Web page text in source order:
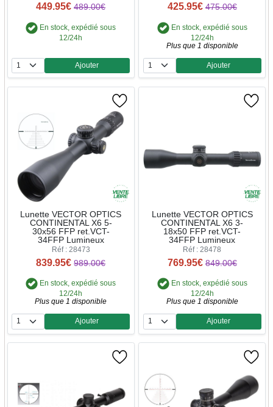
449.95€ 489.00€
En stock, expédié sous
12/24h
Quantité
Ajouter
425.95€ 475.00€
En stock, expédié sous
12/24h
Plus que 1 disponible
Quantité
Ajouter
Lunette VECTOR OPTICS
CONTINENTAL X6 5-
30x56 FFP ret.VCT-
34FFP Lumineux
Réf : 28473
839.95€ 989.00€
En stock, expédié sous
12/24h
Plus que 1 disponible
Quantité
Ajouter
Lunette VECTOR OPTICS
CONTINENTAL X6 3-
18x50 FFP ret.VCT-
34FFP Lumineux
Réf : 28478
769.95€ 849.00€
En stock, expédié sous
12/24h
Plus que 1 disponible
Quantité
Ajouter